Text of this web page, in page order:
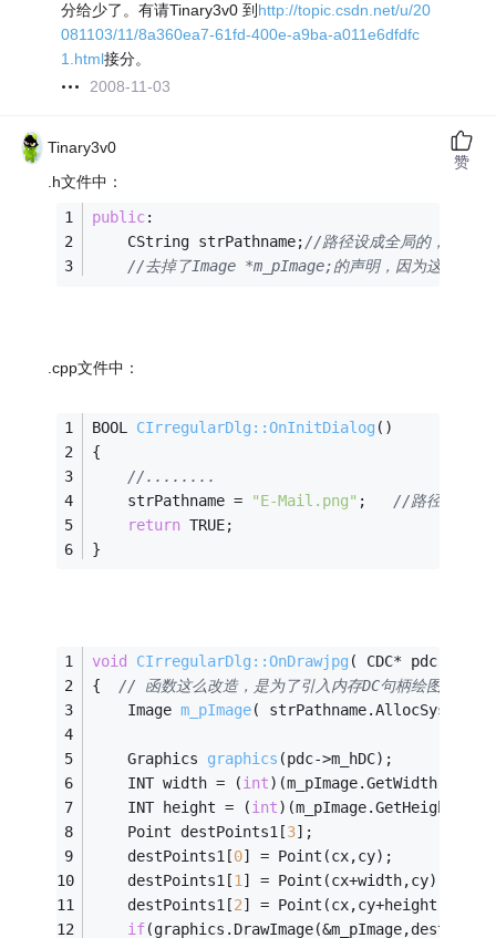
分给少了。有请Tinary3v0 到 http://topic.csdn.net/u/20
081103/11/8a360ea7-61fd-400e-a9ba-a011e6dfdfc
1.html接分。
2008-11-03
Tinary3v0
.h文件中：
public:
    CString strPathname;
//路径设成全局的，每次改
//去掉了Image *m_pImage;的声明，因为这个类实
.cpp文件中：
BOOL CIrregularDlg::OnInitDialog ()
{
//........
    strPathname =
"E-Mail.png" ; //路径初始图
return TRUE;
}
void CIrregularDlg::OnDrawjpg ( CDC* pdc,
{ // 函数这么改造，是为了引入内存DC句柄绘图。
Image m_pImage(
Graphics graphics (pdc->m_hDC) ;
    INT width = (
int
    INT height = (
int
    Point destPoints1[
3];
    destPoints1[
0] = Point(cx,cy);
    destPoints1[
1 ] = Point(cx+width,cy);
    destPoints1[
2] = Point(cx,cy+height);
if
赞